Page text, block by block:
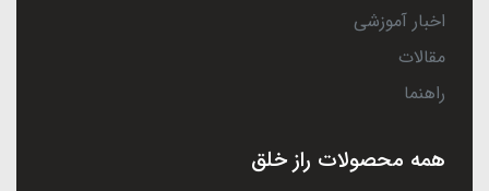
اخبار آموزشی
مقالات
راهنما
همه محصولات راز خلق